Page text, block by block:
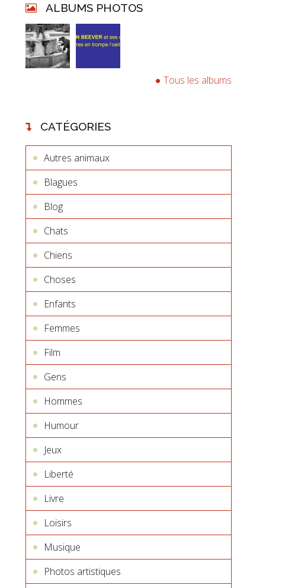
ALBUMS PHOTOS
Tous les albums
CATÉGORIES
Autres animaux
Blagues
Blog
Chats
Chiens
Choses
Enfants
Femmes
Film
Gens
Hommes
Humour
Jeux
Liberté
Livre
Loisirs
Musique
Photos artistiques